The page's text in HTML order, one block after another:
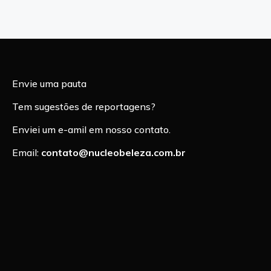
Envie uma pauta
Tem sugestões de reportagens?
Enviei um e-amil em nosso contato.
Email: contato@nucleobeleza.com.br